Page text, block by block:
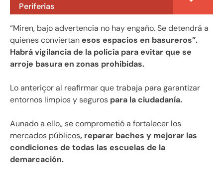
Periferias
“Miren, bajo advertencia no hay engaño. Se detendrá a
quienes conviertanesos espacios en basureros”.
Habrá vigilancia de la policía para evitar que se
arroje basura en zonas prohibidas.
Lo anteriçor al reafirmar que trabaja para garantizar
entornos limpios y seguros para la ciudadanía.
Aunado a ello,, se comprometió a fortalecer los
mercados públicos, reparar baches y mejorar las
condiciones de todas las escuelas de la
demarcación.